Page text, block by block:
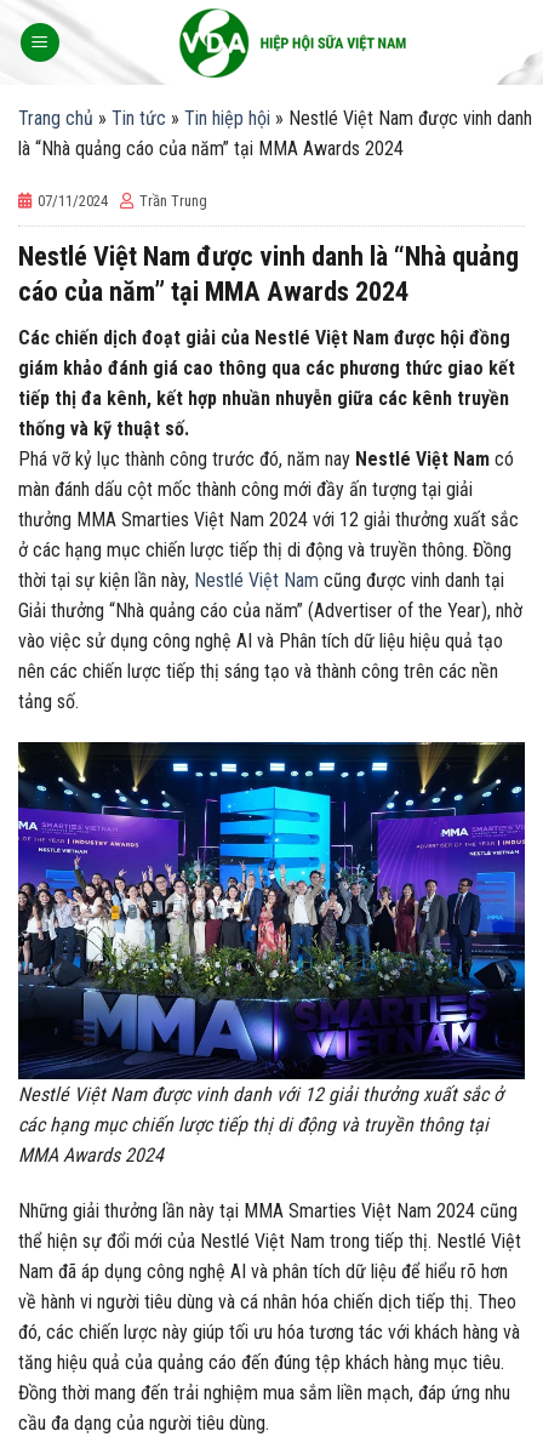
Trang chủ » Tin tức » Tin hiệp hội » Nestlé Việt Nam được vinh danh
là “Nhà quảng cáo của năm” tại MMA Awards 2024
07/11/2024 Trần Trung
Nestlé Việt Nam được vinh danh là “Nhà quảng
cáo của năm” tại MMA Awards 2024
Các chiến dịch đoạt giải của Nestlé Việt Nam được hội đồng
giám khảo đánh giá cao thông qua các phương thức giao kết
tiếp thị đa kênh, kết hợp nhuần nhuyễn giữa các kênh truyền
thống và kỹ thuật số.
Phá vỡ kỷ lục thành công trước đó, năm nay Nestlé Việt Nam có
màn đánh dấu cột mốc thành công mới đầy ấn tượng tại giải
thưởng MMA Smarties Việt Nam 2024 với 12 giải thưởng xuất sắc
ở các hạng mục chiến lược tiếp thị di động và truyền thông. Đồng
thời tại sự kiện lần này, Nestlé Việt Nam cũng được vinh danh tại
Giải thưởng “Nhà quảng cáo của năm” (Advertiser of the Year), nhờ
vào việc sử dụng công nghệ AI và Phân tích dữ liệu hiệu quả tạo
nên các chiến lược tiếp thị sáng tạo và thành công trên các nền
tảng số.
Nestlé Việt Nam được vinh danh với 12 giải thưởng xuất sắc ở
các hạng mục chiến lược tiếp thị di động và truyền thông tại
MMA Awards 2024
Những giải thưởng lần này tại MMA Smarties Việt Nam 2024 cũng
thể hiện sự đổi mới của Nestlé Việt Nam trong tiếp thị. Nestlé Việt
Nam đã áp dụng công nghệ AI và phân tích dữ liệu để hiểu rõ hơn
về hành vi người tiêu dùng và cá nhân hóa chiến dịch tiếp thị. Theo
đó, các chiến lược này giúp tối ưu hóa tương tác với khách hàng và
tăng hiệu quả của quảng cáo đến đúng tệp khách hàng mục tiêu.
Đồng thời mang đến trải nghiệm mua sắm liền mạch, đáp ứng nhu
cầu đa dạng của người tiêu dùng.